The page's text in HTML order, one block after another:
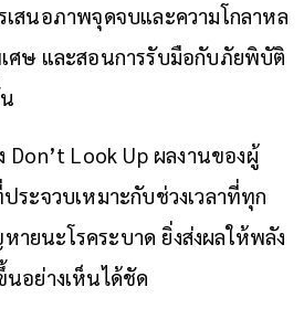
เสนอภาพจุดจบและความโกลาหล
ศษ และสอนการรับมือกับภัยพิบัติ
Don’t Look Up ผลงานของผู้
ระจวบเหมาะกับช่วงเวลาที่ทุก
ายนะโรคระบาด ยิ่งส่งผลให้พลัง
นอย่างเห็นได้ชัด